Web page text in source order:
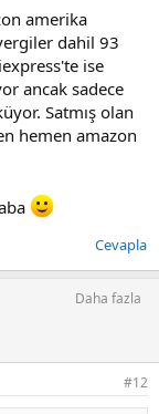
amerika
dahil 93
ise
ancak sadece
Satmış olan
hemen amazon
Cevapla
Daha fazla
#12